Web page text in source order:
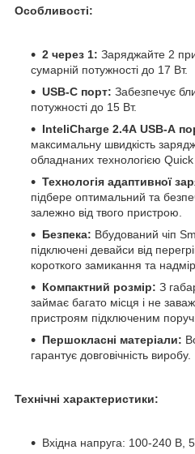
Особливості:
2 через 1: Заряджайте 2
сумарній потужності до 17 Вт.
USB-C порт: Забезпечує
потужності до 15 Вт.
InteliCharge 2.4А USB-А
максимальну швидкість
обладнаних технологією
Технологія адаптивної
підбере оптимальний та
залежно від твого пристрою.
Безпека: Вбудований чіп
підключені девайси від
короткого замикання та
Компактний розмір: З
займає багато місця і не
пристроям підключеним поруч.
Першокласні матеріали:
гарантує довговічність виробу.
Технічні характеристики:
Вхідна напруга: 100-240 В,